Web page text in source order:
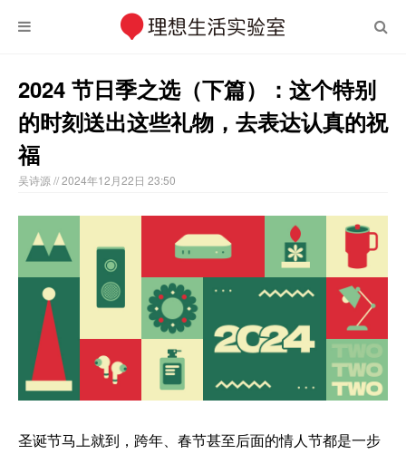
2024 节日季之选（下篇）：这个特别
的时刻送出这些礼物，去表达认真的祝
福
吴诗源 // 2024年12月22日 23:50
圣诞节马上就到，跨年、春节甚至后面的情人节都是一步